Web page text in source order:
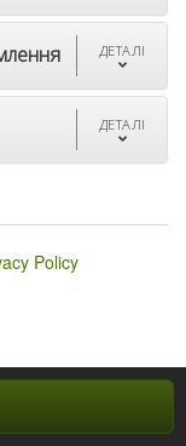
ДЕТАЛІ
ДЕТАЛІ
Policy